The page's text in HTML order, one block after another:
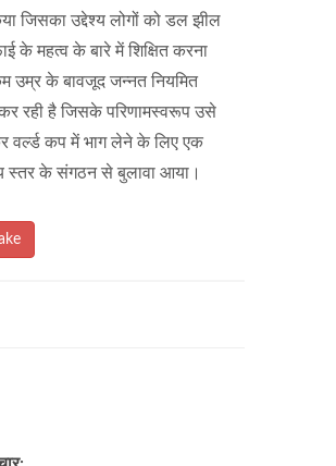
जिसका उद्देश्य लोगों को डल झील
के महत्व के बारे में शिक्षित करना
उम्र के बावजूद जन्नत नियमित
रही है जिसके परिणामस्वरूप उसे
वर्ल्ड कप में भाग लेने के लिए एक
स्तर के संगठन से बुलावा आया।